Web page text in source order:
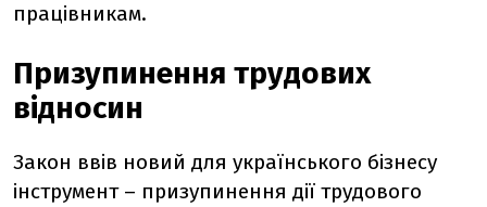
працівникам.
Призупинення трудових
відносин
Закон ввів новий для українського бізнесу
інструмент – призупинення дії трудового